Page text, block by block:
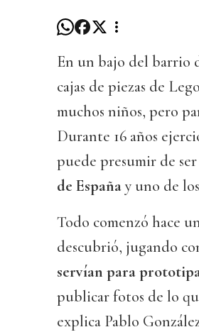
En un bajo del barrio
cajas de piezas de
muchos niños, pero
Durante 16 años
puede presumir de
de Españay uno de
Todo comenzó hace
descubrió, jugando
servían para
publicar fotos de lo
explica Pablo